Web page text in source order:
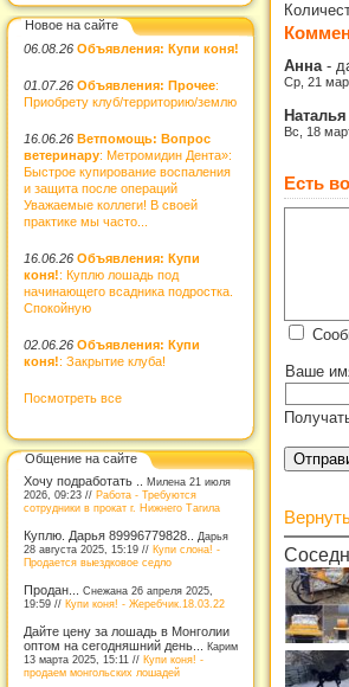
Новое на сайте
06.08.26 Объявления: Купи коня!
01.07.26 Объявления: Прочее:
Приобрету клуб/территорию/землю
16.06.26 Ветпомощь: Вопрос
ветеринару: Метромидин Дента»:
Быстрое купирование воспаления
и защита после операций
Уважаемые коллеги! В своей
практике мы часто...
16.06.26 Объявления: Купи
коня!: Куплю лошадь под
начинающего всадника подростка.
Спокойную
02.06.26 Объявления: Купи
коня!: Закрытие клуба!
Посмотреть все
Общение на сайте
Хочу подработать .. Милена 21 июля
2026, 09:23 // Работа - Требуются
сотрудники в прокат г. Нижнего Тагила
Куплю. Дарья 89996779828..
Дарья
28 августа 2025, 15:19 // Купи слона! -
Продается выездковое седло
Продан... Снежана 26 апреля 2025,
19:59 // Купи коня! - Жеребчик.18.03.22
Дайте цену за лошадь в Монголии
оптом на сегодняшний день... Карим
13 марта 2025, 15:11 // Купи коня! -
продаем монгольских лошадей
Анна -
Ср, 21
Наталья
Вс, 18
Есть
Ваше